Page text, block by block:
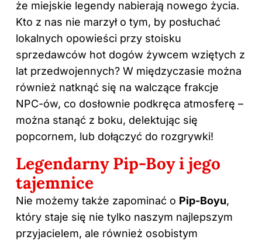
że miejskie legendy nabierają nowego życia.
Kto z nas nie marzył o tym, by posłuchać
lokalnych opowieści przy stoisku
sprzedawców hot dogów żywcem wziętych z
lat przedwojennych? W międzyczasie można
również natknąć się na walczące frakcje
NPC-ów, co dosłownie podkręca atmosferę –
można stanąć z boku, delektując się
popcornem, lub dołączyć do rozgrywki!
Legendarny Pip-Boy i jego
tajemnice
Nie możemy także zapominać o Pip-Boyu,
który staje się nie tylko naszym najlepszym
przyjacielem, ale również osobistym